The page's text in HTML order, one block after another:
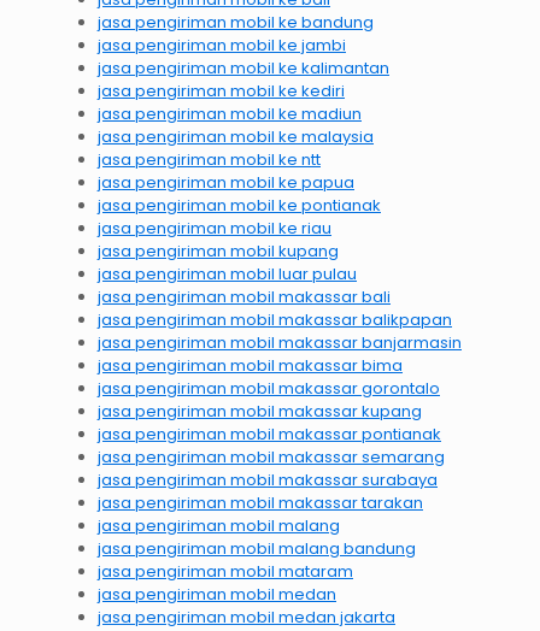
jasa pengiriman mobil ke bandung
jasa pengiriman mobil ke jambi
jasa pengiriman mobil ke kalimantan
jasa pengiriman mobil ke kediri
jasa pengiriman mobil ke madiun
jasa pengiriman mobil ke malaysia
jasa pengiriman mobil ke ntt
jasa pengiriman mobil ke papua
jasa pengiriman mobil ke pontianak
jasa pengiriman mobil ke riau
jasa pengiriman mobil kupang
jasa pengiriman mobil luar pulau
jasa pengiriman mobil makassar bali
jasa pengiriman mobil makassar balikpapan
jasa pengiriman mobil makassar banjarmasin
jasa pengiriman mobil makassar bima
jasa pengiriman mobil makassar gorontalo
jasa pengiriman mobil makassar kupang
jasa pengiriman mobil makassar pontianak
jasa pengiriman mobil makassar semarang
jasa pengiriman mobil makassar surabaya
jasa pengiriman mobil makassar tarakan
jasa pengiriman mobil malang
jasa pengiriman mobil malang bandung
jasa pengiriman mobil mataram
jasa pengiriman mobil medan
jasa pengiriman mobil medan jakarta